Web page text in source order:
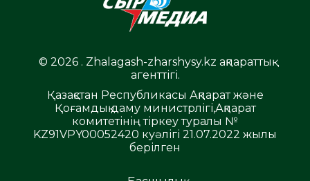
© 2026 . Zhalagash-zharshysy.kz ақпараттық
агенттігі.
Қазақстан Республикасы Ақпарат және
Қоғамдық даму министрлігі,Ақпарат
комитетінің тіркеу туралы №
KZ91VPY00052420 куәлігі 21.07.2022 жылы
берілген